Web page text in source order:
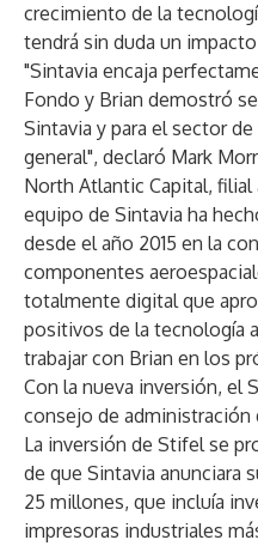
crecimiento de la
tendrá sin duda un
"Sintavia encaja
Fondo y Brian demostró
Sintavia y para el sector
general", declaró Mark
North Atlantic Capital,
equipo de Sintavia ha
desde el año 2015 en la
componentes
totalmente digital que
positivos de la tecnología
trabajar con Brian en los
Con la nueva inversión, el
consejo de administración
La inversión de Stifel se
de que Sintavia anunciara
25 millones, que incluía
impresoras industriales